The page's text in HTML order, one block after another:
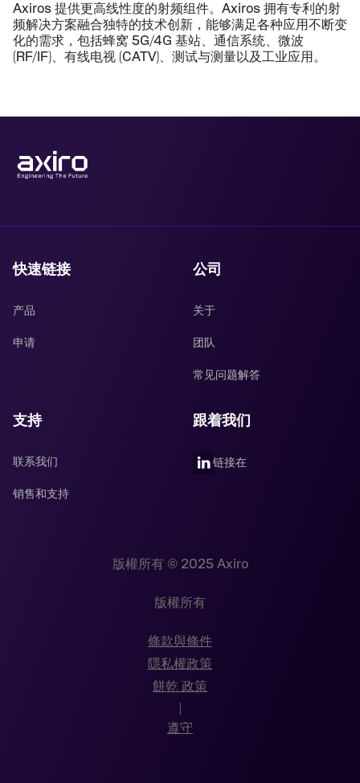
Axiros 提供更高线性度的射频组件。Axiros 拥有专利的射
频解决方案融合独特的技术创新，能够满足各种应用不断变
化的需求，包括蜂窝 5G/4G 基站、通信系统、微波
(RF/IF)、有线电视 (CATV)、测试与测量以及工业应用。
快速链接
产品
申请
公司
关于
团队
常见问题解答
支持
联系我们
销售和支持
跟着我们
链接在
版權所有 © 2025 Axiro
版權所有
條款與條件
隱私權政策
餅乾 政策
遵守